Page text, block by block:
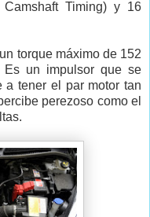
Camshaft Timing) y 16
torque máximo de 152
un impulsor que se
a tener el par motor tan
perezoso como el